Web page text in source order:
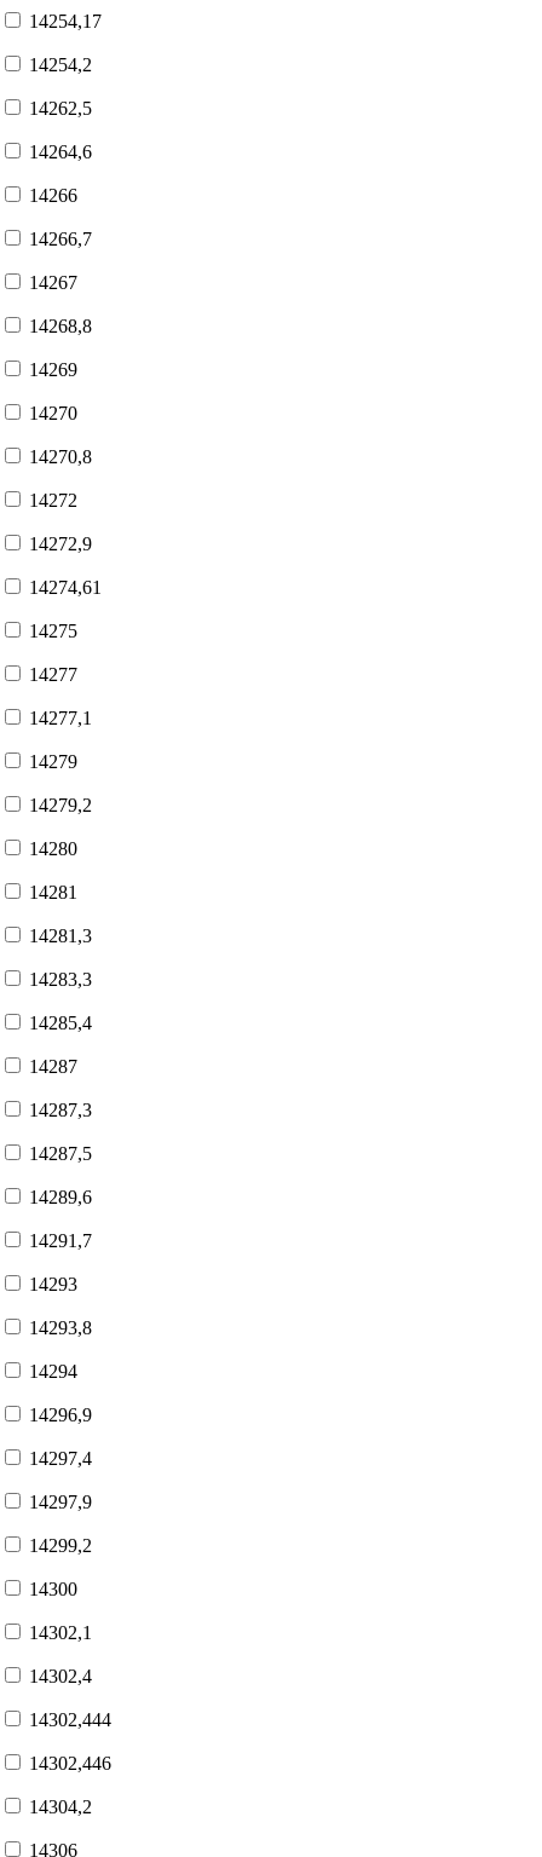
14254,17
14254,2
14262,5
14264,6
14266
14266,7
14267
14268,8
14269
14270
14270,8
14272
14272,9
14274,61
14275
14277
14277,1
14279
14279,2
14280
14281
14281,3
14283,3
14285,4
14287
14287,3
14287,5
14289,6
14291,7
14293
14293,8
14294
14296,9
14297,4
14297,9
14299,2
14300
14302,1
14302,4
14302,444
14302,446
14304,2
14306